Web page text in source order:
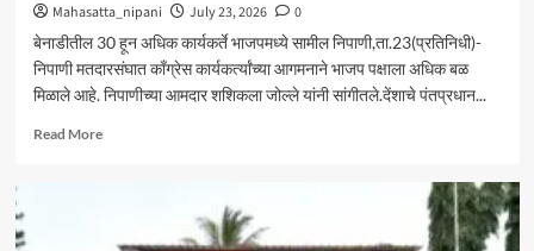
Mahasatta_nipani July 23, 2026
0
बेनाडीतील 30 हून अधिक कार्यकर्ते भाजपमध्ये सामील निपाणी,ता.23(प्रतिनिधी)-
निपाणी मतदारसंघात काँग्रेस कार्यकर्त्यांच्या आगमनाने भाजप पक्षाला अधिक बळ
मिळाले आहे. निपाणीच्या आमदार शशिकला जोल्ले यांनी सांगीतले.देंशाचे पंतप्रधान...
Read MoreRead
आगमनाने